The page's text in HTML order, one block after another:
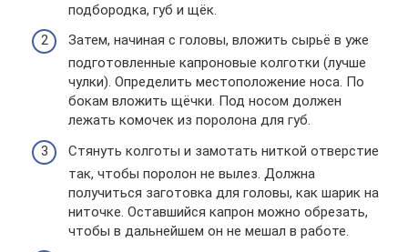
подбородка, губ и щёк.
Затем, начиная с головы, вложить сырьё в уже
подготовленные капроновые колготки (лучше
чулки). Определить местоположение носа. По
бокам вложить щёчки. Под носом должен
лежать комочек из поролона для губ.
Стянуть колготы и замотать ниткой отверстие
так, чтобы поролон не вылез. Должна
получиться заготовка для головы, как шарик на
ниточке. Оставшийся капрон можно обрезать,
чтобы в дальнейшем он не мешал в работе.